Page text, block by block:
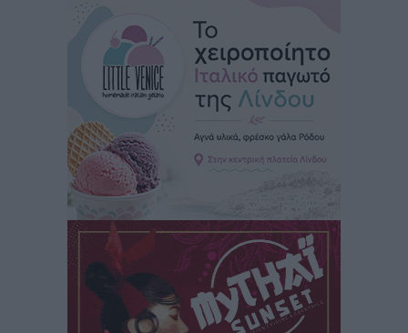
στην Κω
Τοπικές Ειδήσεις • πριν 4 ώρες
Αυτοκίνητο μπήκε παράνομα σε μονόδρομο στο
Μαστιχάρι – Αναποδογύρισε όχημα με μητέρα και
5χρονο παιδί
Τοπικές Ειδήσεις• πριν 4 ώρες
“Η Ευρώπη αντιμετώπιζε το προσφυγικό σαν ταινία
τρόμου” – Η συγκλονιστική μαρτυρία της Χαρούλας
Γιασιράνη στον RV για τα γεγονότα που οδήγησαν στο
Σύμφωνο της Λέρου
Τοπικές Ειδήσεις • πριν 4 ώρες